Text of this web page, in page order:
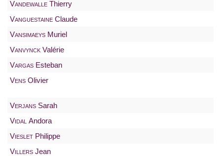
Vandewalle Thierry
Vanguestaine Claude
Vansimaeys Muriel
Vanvynck Valérie
Vargas Esteban
Vens Olivier
Verjans Sarah
Vidal Andora
Vieslet Philippe
Villers Jean